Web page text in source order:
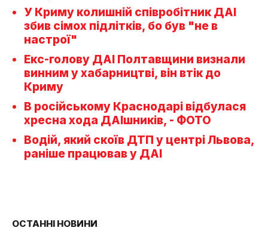
У Криму колишній співробітник ДАІ
збив сімох підлітків, бо був "не в
настрої"
Екс-голову ДАІ Полтавщини визнали
винним у хабарництві, він втік до
Криму
В російському Краснодарі відбулася
хресна хода ДАІшників, - ФОТО
Водій, який скоїв ДТП у центрі Львова,
раніше працював у ДАІ
ОСТАННІ НОВИНИ